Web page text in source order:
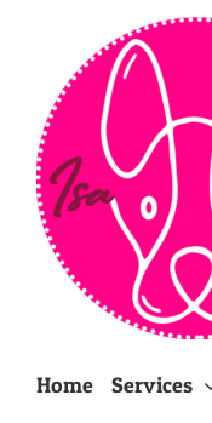
contenu
Home Services